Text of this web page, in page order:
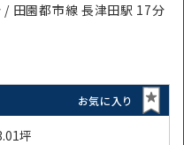
田園都市線 長津田駅 17分
お気に入り
坪